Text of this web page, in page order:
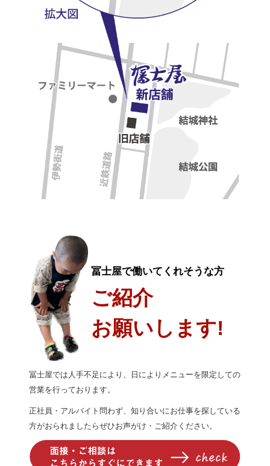
冨士屋で働いてくれそうな方
ご紹介
お願いします!
冨士屋では人手不足により、日によりメニューを限定しての
営業を行っております。
正社員・アルバイト問わず、知り合いにお仕事を探している
方がおられましたらぜひお声がけ・ご紹介ください。